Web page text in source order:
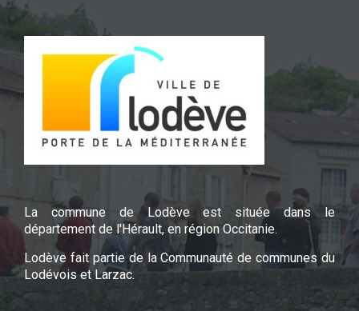
La commune de Lodève est située dans le
département de l'Hérault, en région Occitanie.
Lodève fait partie de la Communauté de communes du
Lodévois et Larzac.